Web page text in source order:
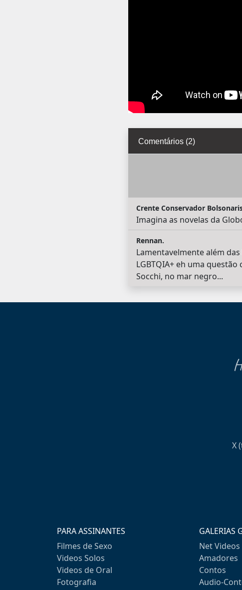
Comentários (2)
Crente Conservador
Imagina as novelas da
Rennan.
Lamentavelmente além
LGBTQIA+ eh uma
Socchi, no mar negro...
X
PARA ASSINANTES
Filmes de Sexo
Videos Solos
Videos de Oral
Fotografia
GALERIAS
Net Videos
Amadores
Contos
Audio-